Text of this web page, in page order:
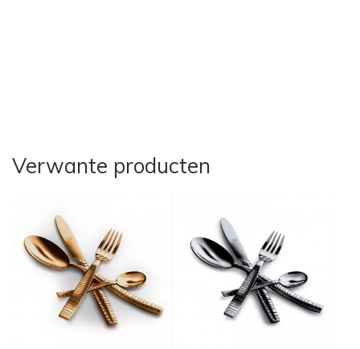
Verwante producten